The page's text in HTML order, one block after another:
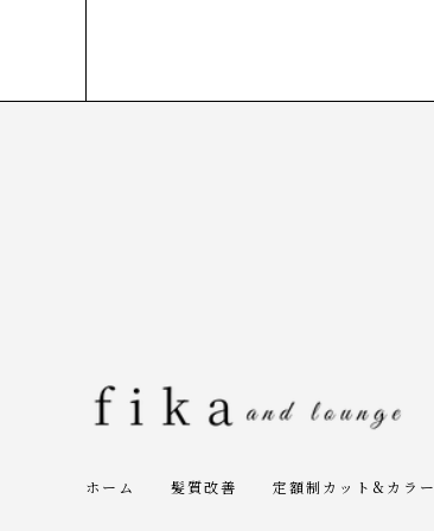
ホーム 髪質改善 定額制カット&カラー